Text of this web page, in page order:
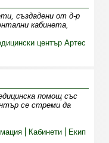
създадени от д-р
кабинета,
център Артес
помощ със
се стреми да
Кабинети Екип